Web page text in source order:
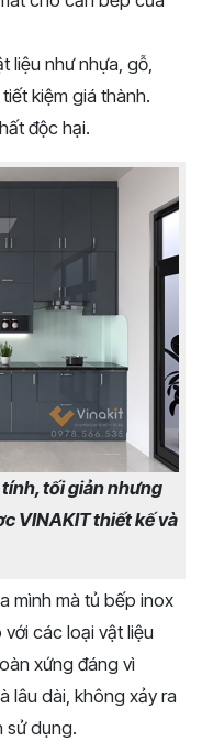
liệu như nhựa, gỗ,
kiệm giá thành.
độc hại.
tối giản nhưng
VINAKIT thiết kế và
mình mà tủ bếp inox
các loại vật liệu
xứng đáng vì
lâu dài, không xảy ra
sử dụng.